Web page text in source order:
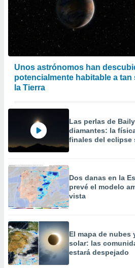
Unos astrónomos han
potencialmente habitable a tan
la Tierra
Las perlas de
diamantes: la
finales del eclipse
Dos danas en la
prevé el modelo
vista
​El mapa de nubes
solar: las
estará despejado